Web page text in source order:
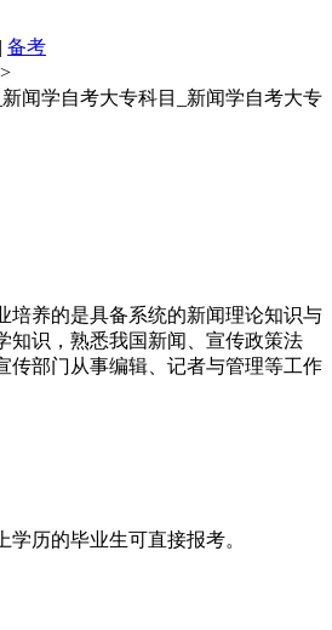
| 备考
>
培养的是具备系统的新闻理论知识与
知识，熟悉我国新闻、宣传政策法
传部门从事编辑、记者与管理等工作
历的毕业生可直接报考。